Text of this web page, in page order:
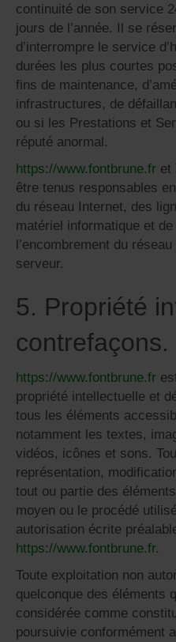
continuité de son service
jours de l’année. Il se
d’interrompre le service
durées les plus courtes
fins de maintenance,
infrastructures, de
ou si les Prestations et
réputé anormal.
https://www.fontbrune.fr et
être tenus responsables
du réseau Internet, des
matériel informatique et
l’encombrement du
serveur.
5. Propriété
contrefaçons.
https://www.fontbrune.fr
propriété intellectuelle et
tous les éléments
notamment les textes,
vidéos, icônes et sons.
représentation,
tout ou partie des
moyen ou le procédé
autorisation écrite
https://www.fontbrune.fr.
Toute exploitation non
quelconque des éléments
considérée comme
poursuivie conformément